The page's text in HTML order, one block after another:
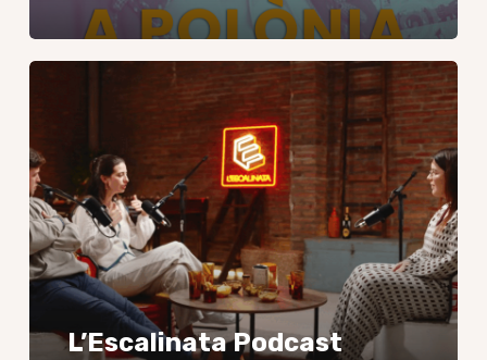
L’Escalinata
L’Escalinata Podcast